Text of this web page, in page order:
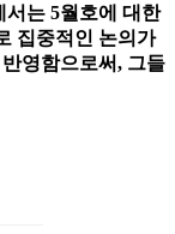
서는 5월호에 대한
집중적인 논의가
영함으로써, 그들